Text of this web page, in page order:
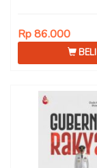
Rp 86.000
BELI